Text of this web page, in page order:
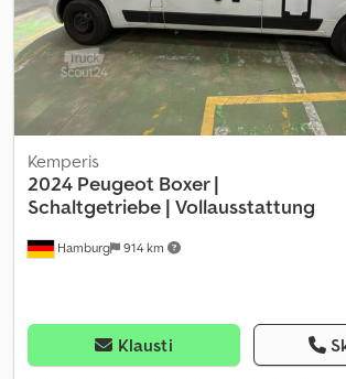
Hamburg 914 km
Kemperis
2024 Peugeot Boxer |
Schaltgetriebe | Vollausstattung
Klausti